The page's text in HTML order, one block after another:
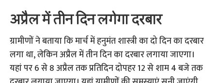
अप्रैल में तीन दिन लगेगा दरबार
ग्रामीणों ने बताया कि मार्च में हनुमंत शास्त्री का दो दिन का दरबार
लगा था, लेकिन अप्रैल में तीन दिन का दरबार लगाया जाएगा।
यहां पर 6 से 8 अप्रैल तक प्रतिदिन दोपहर 12 से शाम 4 बजे तक